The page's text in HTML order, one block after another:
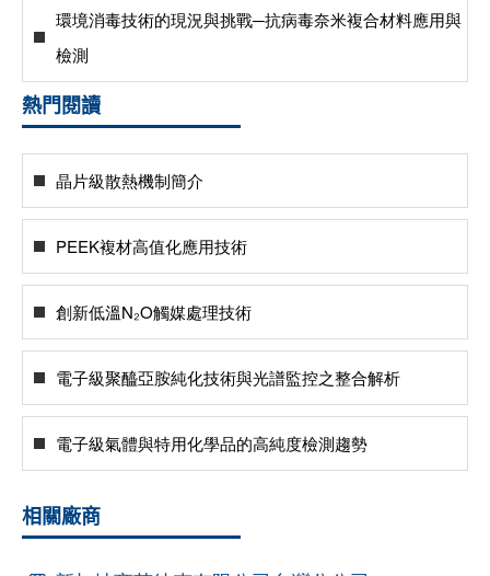
環境消毒技術的現況與挑戰─抗病毒奈米複合材料應用與
檢測
熱門閱讀
晶片級散熱機制簡介
PEEK複材高值化應用技術
創新低溫N₂O觸媒處理技術
電子級聚醯亞胺純化技術與光譜監控之整合解析
電子級氣體與特用化學品的高純度檢測趨勢
相關廠商